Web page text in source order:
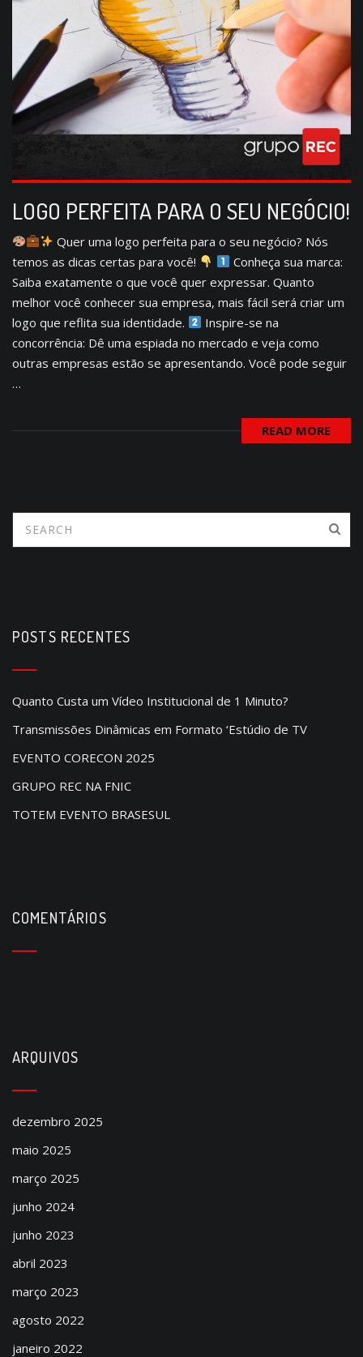
LOGO PERFEITA PARA O SEU NEGÓCIO!
Quer uma logo perfeita para o seu negócio? Nós
temos as dicas certas para você!
Conheça sua marca:
Saiba exatamente o que você quer expressar. Quanto
melhor você conhecer sua empresa, mais fácil será criar um
logo que reflita sua identidade.
Inspire-se na
concorrência: Dê uma espiada no mercado e veja como
outras empresas estão se apresentando. Você pode seguir
…
READ MORE
POSTS RECENTES
Quanto Custa um Vídeo Institucional de 1 Minuto?
Transmissões Dinâmicas em Formato ‘Estúdio de TV
EVENTO CORECON 2025
GRUPO REC NA FNIC
TOTEM EVENTO BRASESUL
COMENTÁRIOS
ARQUIVOS
dezembro 2025
maio 2025
março 2025
junho 2024
junho 2023
abril 2023
março 2023
agosto 2022
janeiro 2022